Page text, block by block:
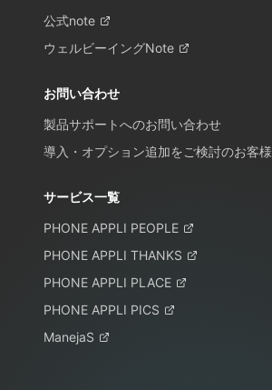
公式note
ウェルビーイングNote
お問い合わせ
製品サポートへのお問い合わせ
導入・オプション追加をご検討のお客様
サービス一覧
PHONE APPLI PEOPLE
PHONE APPLI THANKS
PHONE APPLI PLACE
PHONE APPLI PICS
ManejaS